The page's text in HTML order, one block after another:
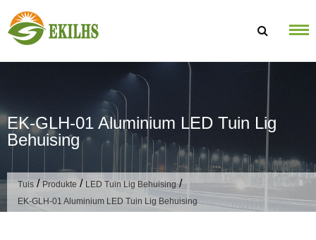
EK-GLH-01 Aluminium LED Tuin Lig
Behuising
Tuis/Produkte / LED Tuin Lig Behuising/
EK-GLH-01 Aluminium LED Tuin Lig Behuising